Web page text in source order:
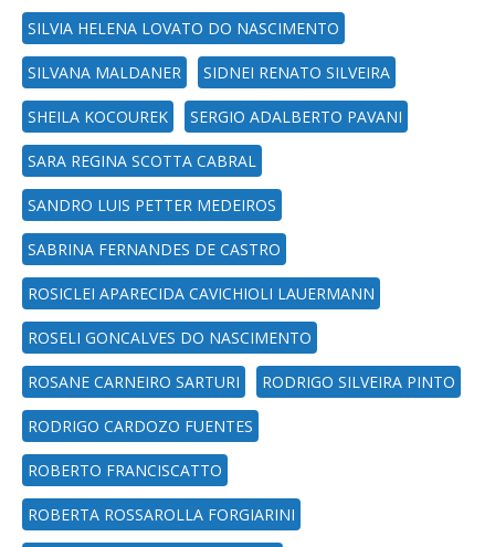
SILVIA HELENA LOVATO DO NASCIMENTO
SILVANA MALDANER SIDNEI RENATO SILVEIRA
SHEILA KOCOUREK SERGIO ADALBERTO PAVANI
SARA REGINA SCOTTA CABRAL
SANDRO LUIS PETTER MEDEIROS
SABRINA FERNANDES DE CASTRO
ROSICLEI APARECIDA CAVICHIOLI LAUERMANN
ROSELI GONCALVES DO NASCIMENTO
ROSANE CARNEIRO SARTURI RODRIGO SILVEIRA PINTO
RODRIGO CARDOZO FUENTES
ROBERTO FRANCISCATTO
ROBERTA ROSSAROLLA FORGIARINI